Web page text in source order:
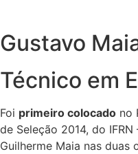
Gustavo
Técnico em
Foi primeiro colocado no
de Seleção 2014, do
Guilherme Maia nas duas